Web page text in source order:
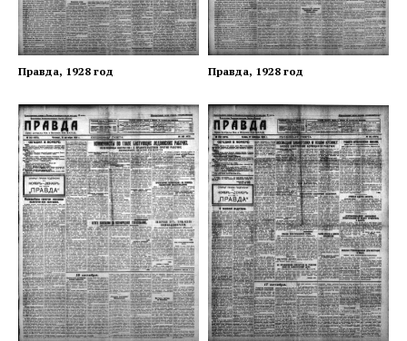
Правда, 1928 год Правда, 1928 год